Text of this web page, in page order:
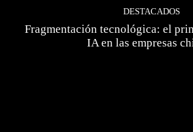
DESTACADOS
Fragmentación tecnológica: el
IA en las empresas